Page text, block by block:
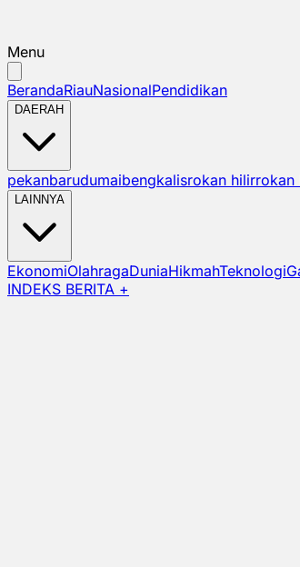
Menu
BerandaRiauNasionalPendidikan
DAERAH
pekanbarudumaibengkalisrokan hilirrokan
LAINNYA
EkonomiOlahragaDuniaHikmahTeknologi
INDEKS BERITA +